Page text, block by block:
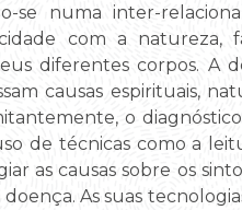
se numa inter-
com a natureza,
diferentes corpos. A
causas espirituais,
o
de técnicas como a
as causas sobre os
As suas